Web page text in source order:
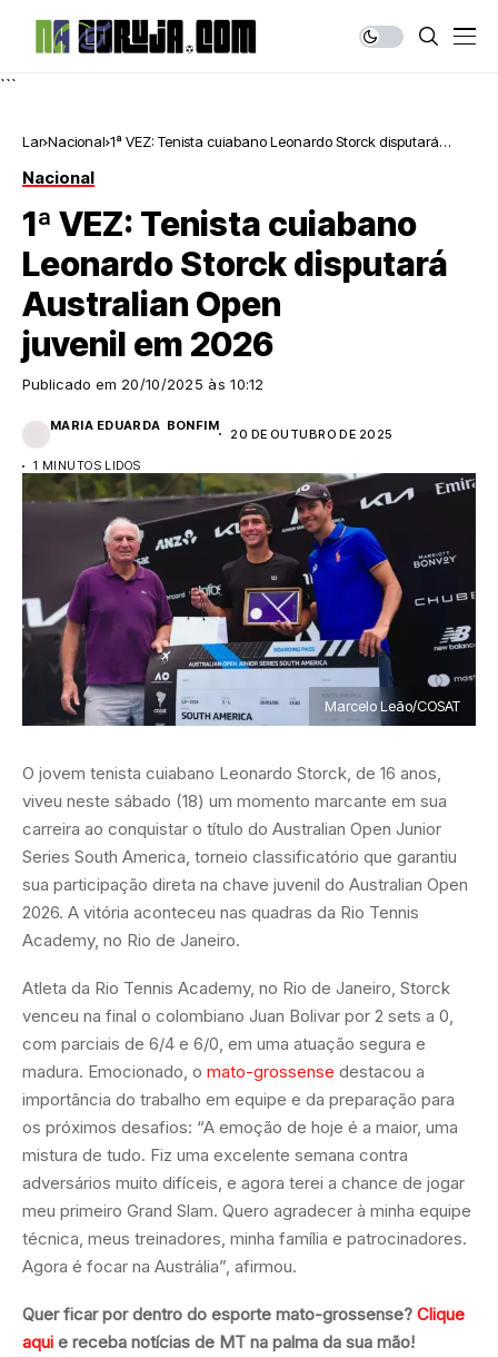
```
Lar Nacional 1ª VEZ: Tenista cuiabano Leonardo Storck disputará
Nacional
1ª VEZ: Tenista cuiabano
Leonardo Storck disputará
Australian Open
juvenil em 2026
Publicado em 20/10/2025 às 10:12
MARIA EDUARDA BONFIM
20 DE OUTUBRO DE 2025
1 MINUTOS LIDOS
Marcelo Leão/COSAT
O jovem tenista cuiabano Leonardo Storck, de 16 anos,
viveu neste sábado (18) um momento marcante em sua
carreira ao conquistar o título do Australian Open Junior
Series South America, torneio classificatório que garantiu
sua participação direta na chave juvenil do Australian Open
2026. A vitória aconteceu nas quadras da Rio Tennis
Academy, no Rio de Janeiro.
Atleta da Rio Tennis Academy, no Rio de Janeiro, Storck
venceu na final o colombiano Juan Bolivar por 2 sets a 0,
com parciais de 6/4 e 6/0, em uma atuação segura e
madura. Emocionado, o mato-grossense destacou a
importância do trabalho em equipe e da preparação para
os próximos desafios: “A emoção de hoje é a maior, uma
mistura de tudo. Fiz uma excelente semana contra
adversários muito difíceis, e agora terei a chance de jogar
meu primeiro Grand Slam. Quero agradecer à minha equipe
técnica, meus treinadores, minha família e patrocinadores.
Agora é focar na Austrália”, afirmou.
Quer ficar por dentro do esporte mato-grossense? Clique
aqui e receba notícias de MT na palma da sua mão!